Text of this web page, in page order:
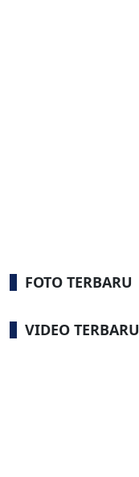
FOTO TERBARU
VIDEO TERBARU